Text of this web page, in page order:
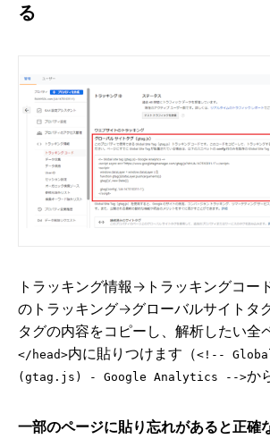
る
トラッキング情報→トラッキングコー
のトラッキング→グローバルサイトタ
タグの内容をコピーし、解析したい全
</head>内に貼りつけます（<!--
(gtag.js) - Google Analytics -->か
一部のページに貼り忘れがあると正確